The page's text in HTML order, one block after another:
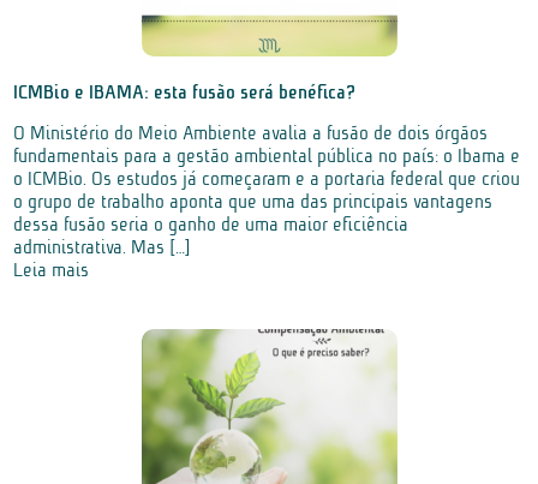
ICMBio e IBAMA: esta fusão será benéfica?
O Ministério do Meio Ambiente avalia a fusão de dois órgãos
fundamentais para a gestão ambiental pública no país: o Ibama e
o ICMBio. Os estudos já começaram e a portaria federal que criou
o grupo de trabalho aponta que uma das principais vantagens
dessa fusão seria o ganho de uma maior eficiência
administrativa. Mas […]
Leia mais